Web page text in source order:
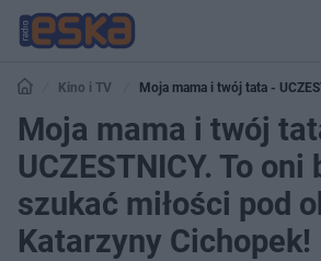
Kino i TV
Moja mama i twój tata -
miłości pod okiem Katarzyny Cichopek!
Moja mama i twój
UCZESTNICY. To oni
szukać miłości pod
Katarzyny Cichopek!